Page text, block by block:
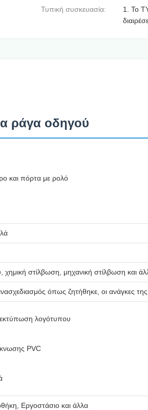
Τυπική συσκευασία:
1. Το
ράγα οδηγού
και πόρτα με ρολό
στίλβωση, μηχανική στίλβωση και
όπως ζητήθηκε, οι ανάγκες
εκτύπωση λογότυπου
PVC
Εργοστάσιο και άλλα